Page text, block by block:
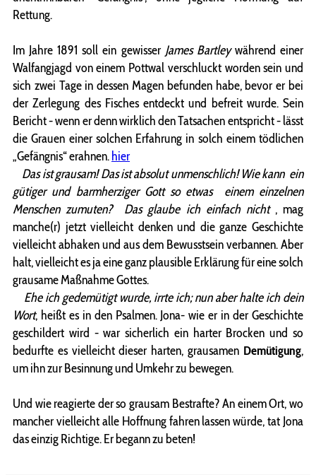
Rettung.
Im Jahre 1891 soll ein gewisser James Bartleywährend einer
Walfangjagd von einem Pottwal verschluckt worden sein und
sich zwei Tage in dessen Magen befunden habe, bevor er bei
der Zerlegung des Fisches entdeckt und befreit wurde. Sein
Bericht - wenn er denn wirklich den Tatsachen entspricht - lässt
die Grauen einer solchen Erfahrung in solch einem tödlichen
„Gefängnis“ erahnen. hier
Das ist grausam! Das ist absolut unmenschlich! Wie kann ein
gütiger und barmherziger Gott so etwas einem einzelnen
Menschen zumuten? Das glaube ich einfach nicht, mag
manche(r) jetzt vielleicht denken und die ganze Geschichte
vielleicht abhaken und aus dem Bewusstsein verbannen. Aber
halt, vielleicht es ja eine ganz plausible Erklärung für eine solch
grausame Maßnahme Gottes.
Ehe ich gedemütigt wurde, irrte ich; nun aber halte ich dein
Wort, heißt es in den Psalmen. Jona- wie er in der Geschichte
geschildert wird - war sicherlich ein harter Brocken und so
bedurfte es vielleicht dieser harten, grausamen Demütigung,
um ihn zur Besinnung und Umkehr zu bewegen.
Und wie reagierte der so grausam Bestrafte? An einem Ort, wo
mancher vielleicht alle Hoffnung fahren lassen würde, tat Jona
das einzig Richtige. Er begann zu beten!